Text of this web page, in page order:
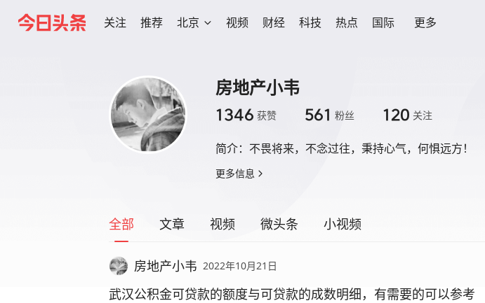
关注 推荐 北京 视频 财经 科技 热点 国际 更多
房地产小韦
1346 获赞 561 粉丝 120 关注
简介： 不畏将来，不念过往，秉持心气，何惧远方！
更多信息
全部 文章 视频 微头条 小视频
房地产小韦 2022年10月21日
武汉公积金可贷款的额度与可贷款的成数明细，有需要的可以参考